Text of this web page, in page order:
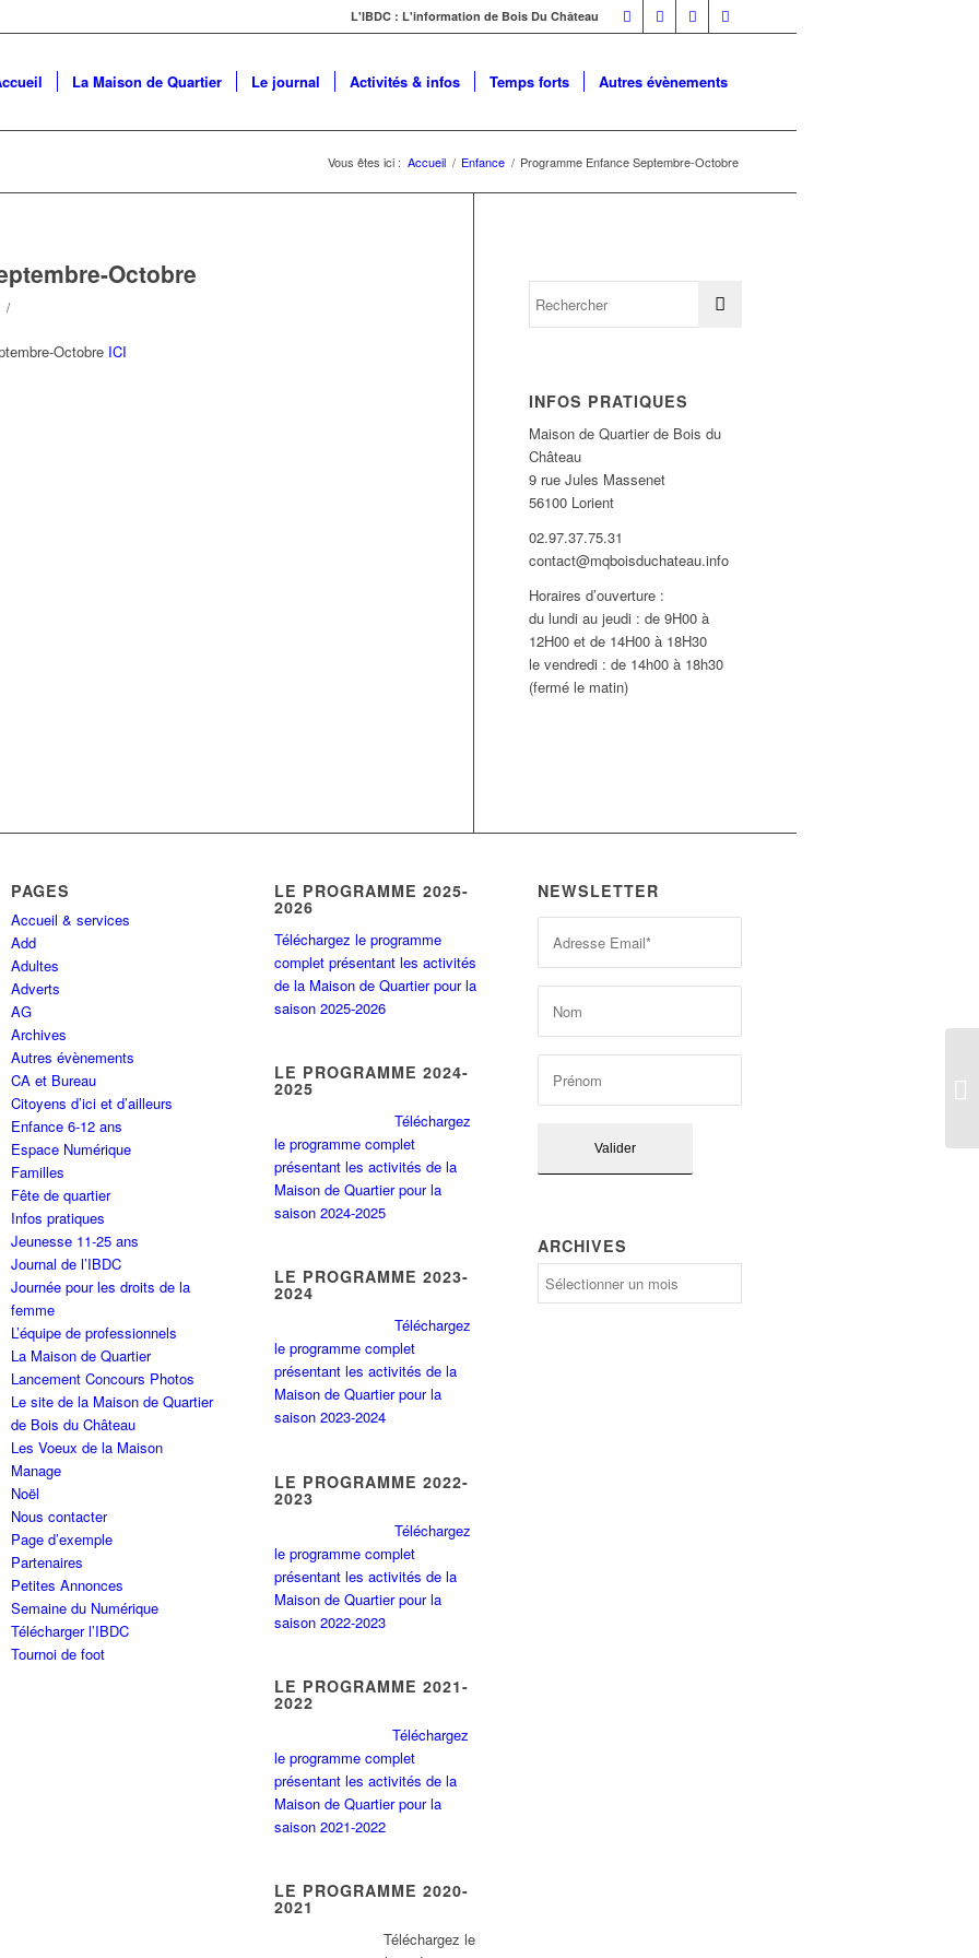
L'IBDC : L'information de Bois Du Château
La Maison de Quartier Le journal Activités & infos Temps forts Autres évènements
Vous êtes ici : Accueil / Enfance / Programme Enfance Septembre-Octobre
Octobre
/
Octobre ICI
INFOS PRATIQUES
Maison de Quartier de Bois du
Château
9 rue Jules Massenet
56100 Lorient
02.97.37.75.31
contact@mqboisduchateau.info
Horaires d’ouverture :
du lundi au jeudi : de 9H00 à
12H00 et de 14H00 à 18H30
le vendredi : de 14h00 à 18h30
(fermé le matin)
PAGES
Accueil & services
Add
Adultes
Adverts
AG
Archives
Autres évènements
CA et Bureau
Citoyens d’ici et d’ailleurs
Enfance 6-12 ans
Espace Numérique
Familles
Fête de quartier
Infos pratiques
Jeunesse 11-25 ans
Journal de l’IBDC
Journée pour les droits de la
femme
L’équipe de professionnels
La Maison de Quartier
Lancement Concours Photos
Le site de la Maison de Quartier
de Bois du Château
Les Voeux de la Maison
Manage
Noël
Nous contacter
Page d’exemple
Partenaires
Petites Annonces
Semaine du Numérique
Télécharger l’IBDC
Tournoi de foot
LE PROGRAMME 2025-
2026
Téléchargez le programme
complet présentant les activités
de la Maison de Quartier pour la
saison 2025-2026
LE PROGRAMME 2024-
2025
Téléchargez
le programme complet
présentant les activités de la
Maison de Quartier pour la
saison 2024-2025
LE PROGRAMME 2023-
2024
Téléchargez
le programme complet
présentant les activités de la
Maison de Quartier pour la
saison 2023-2024
LE PROGRAMME 2022-
2023
Téléchargez
le programme complet
présentant les activités de la
Maison de Quartier pour la
saison 2022-2023
LE PROGRAMME 2021-
2022
Téléchargez
le programme complet
présentant les activités de la
Maison de Quartier pour la
saison 2021-2022
LE PROGRAMME 2020-
2021
Téléchargez le
NEWSLETTER
ARCHIVES